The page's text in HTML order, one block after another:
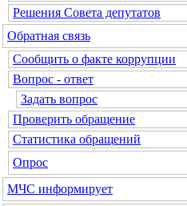
Решения Совета депутатов
Обратная связь
Сообщить о факте коррупции
Вопрос - ответ
Задать вопрос
Проверить обращение
Статистика обращений
Опрос
МЧС информирует